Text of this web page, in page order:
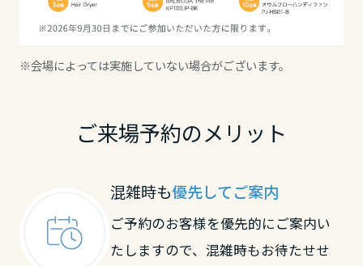
環のように家族がつながる、輪のように暮らしがひ
そんな住まいをご体感ください。
※会場によっては実施していない場合がございます。
ご来場予約のメリット
混雑時も優先してご案内
ご予約のお客様を優先的にご案内い
たしますので、混雑時もお待たせせ